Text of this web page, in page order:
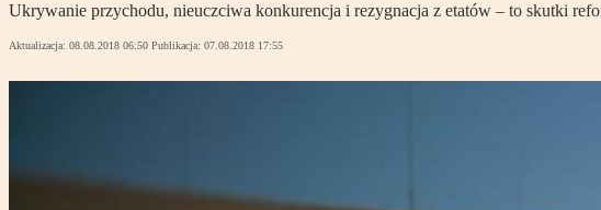
Ukrywanie przychodu, nieuczciwa konkurencja i rezygnacja z etatów – to skutki
Aktualizacja: 08.08.2018 06:50 Publikacja: 07.08.2018 17:55